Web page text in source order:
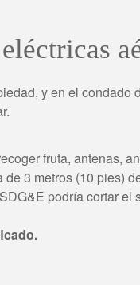
y en el condado
fruta, antenas,
3 metros (10 pies)
podría cortar el